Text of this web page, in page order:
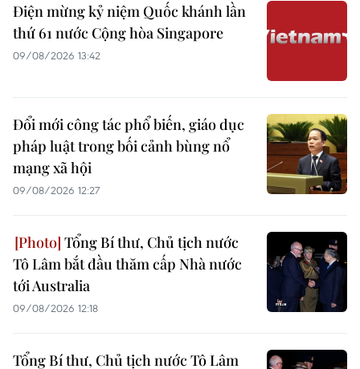
Điện mừng kỷ niệm Quốc khánh lần
thứ 61 nước Cộng hòa Singapore
09/08/2026 13:42
Đổi mới công tác phổ biến, giáo dục
pháp luật trong bối cảnh bùng nổ
mạng xã hội
09/08/2026 12:27
Tổng Bí thư, Chủ tịch nước
Tô Lâm bắt đầu thăm cấp Nhà nước
tới Australia
09/08/2026 12:18
Tổng Bí thư, Chủ tịch nước Tô Lâm